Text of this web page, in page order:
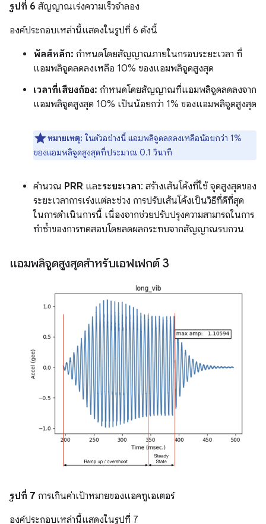
รูปที่ 6 สัญญาณเร่งความเร็วจำลอง
องค์ประกอบเหล่านี้แสดงในรูปที่ 6 ดังนี้
พัลส์หลัก: กำหนดโดยสัญญาณภายในกรอบระยะเวลา ที่
แอมพลิจูดลดลงเหลือ 10% ของแอมพลิจูดสูงสุด
เวลาที่เสียงก้อง: กำหนดโดยสัญญาณที่แอมพลิจูดลดลงจาก
แอมพลิจูดสูงสุด 10% เป็นน้อยกว่า 1% ของแอมพลิจูดสูงสุด
หมายเหตุ: ในตัวอย่างนี้ แอมพลิจูดลดลงเหลือน้อยกว่า 1%
ของแอมพลิจูดสูงสุดที่ประมาณ 0.1 วินาที
คำนวณ PRR และระยะเวลา: สร้างเส้นโค้งที่ใช้ จุดสูงสุดของ
ระยะเวลาการเร่งแต่ละช่วง การปรับเส้นโค้งเป็นวิธีที่ดีที่สุด
ในการดำเนินการนี้ เนื่องจากช่วยปรับปรุงความสามารถในการ
ทำซ้ำของการทดสอบโดยลดผลกระทบจากสัญญาณรบกวน
แอมพลิจูดสูงสุดสำหรับเอฟเฟกต์ 3
รูปที่ 7 การเกินค่าเป้าหมายของแอคทูเอเตอร์
องค์ประกอบเหล่านี้แสดงในรูปที่ 7